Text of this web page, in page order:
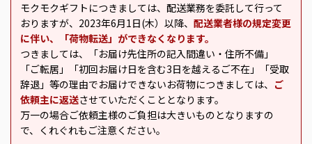
モクモクギフトにつきましては、配送業務を委託して行って
おりますが、2023年6月1日(木）以降、 配送業者様の規定変更
に伴い、「荷物転送」ができなくなります。
つきましては、「お届け先住所の記入間違い・住所不備」
「ご転居」「初回お届け日を含む3日を越えるご不在」「受取
辞退」等の理由でお届けできないお荷物につきましては、 ご
依頼主に返送させていただくこととなります。
万一の場合ご依頼主様のご負担は大きいものとなりますの
で、くれぐれもご注意ください。